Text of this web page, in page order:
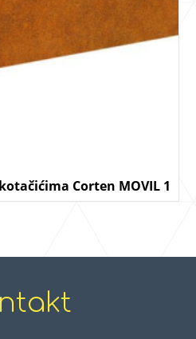
Corten MOVIL 1